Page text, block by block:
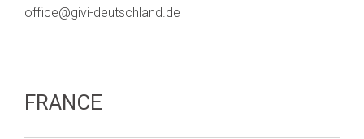
office@givi-deutschland.de
FRANCE